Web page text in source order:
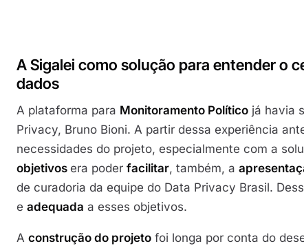
A Sigalei como solução para entender o
dados
A plataforma para Monitoramento Político já havia
Privacy, Bruno Bioni. A partir dessa experiência
necessidades do projeto, especialmente com a
objetivos era poder facilitar, também, a
de curadoria da equipe do Data Privacy Brasil.
e adequada a esses objetivos.
A construção do projeto foi longa por conta do